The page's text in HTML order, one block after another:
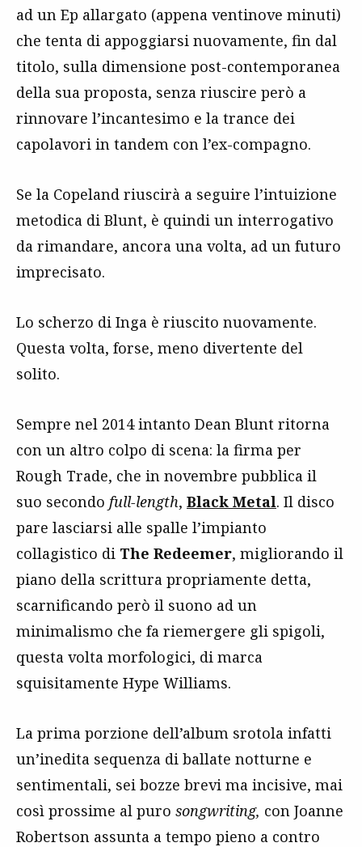
ad un Ep allargato (appena ventinove minuti)
che tenta di appoggiarsi nuovamente, fin dal
titolo, sulla dimensione post-contemporanea
della sua proposta, senza riuscire però a
rinnovare l’incantesimo e la trance dei
capolavori in tandem con l’ex-compagno.
Se la Copeland riuscirà a seguire l’intuizione
metodica di Blunt, è quindi un interrogativo
da rimandare, ancora una volta, ad un futuro
imprecisato.
Lo scherzo di Inga è riuscito nuovamente.
Questa volta, forse, meno divertente del
solito.
Sempre nel 2014 intanto Dean Blunt ritorna
con un altro colpo di scena: la firma per
Rough Trade, che in novembre pubblica il
suo secondo full-length, Black Metal. Il disco
pare lasciarsi alle spalle l’impianto
collagistico di The Redeemer, migliorando il
piano della scrittura propriamente detta,
scarnificando però il suono ad un
minimalismo che fa riemergere gli spigoli,
questa volta morfologici, di marca
squisitamente Hype Williams.
La prima porzione dell’album srotola infatti
un’inedita sequenza di ballate notturne e
sentimentali, sei bozze brevi ma incisive, mai
così prossime al puro songwriting, con Joanne
Robertson assunta a tempo pieno a contro